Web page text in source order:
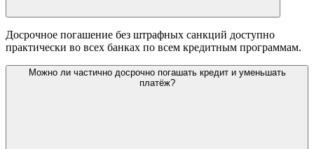
Досрочное погашение без штрафных санкций доступно
практически во всех банках по всем кредитным программам.
Можно ли частично досрочно погашать кредит и уменьшать
платёж?